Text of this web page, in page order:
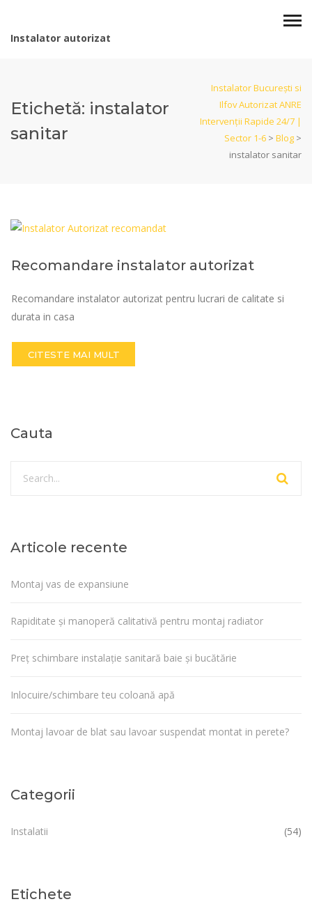
Instalator autorizat
Etichetă: instalator
sanitar
Instalator București si
Ilfov Autorizat ANRE
Intervenții Rapide 24/7 |
Sector 1-6 > Blog >
instalator sanitar
Recomandare instalator autorizat
Recomandare instalator autorizat pentru lucrari de calitate si
durata in casa
CITESTE MAI MULT
Cauta
Articole recente
Montaj vas de expansiune
Rapiditate și manoperă calitativă pentru montaj radiator
Preț schimbare instalație sanitară baie și bucătărie
Inlocuire/schimbare teu coloană apă
Montaj lavoar de blat sau lavoar suspendat montat in perete?
Categorii
Instalatii (54)
Etichete